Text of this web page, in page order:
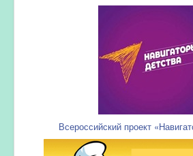
Всероссийский проект